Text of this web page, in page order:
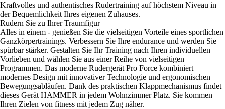
Kraftvolles und authentisches Rudertraining auf höchstem Niveau in
der Bequemlichkeit Ihres eigenen Zuhauses.
Rudern Sie zu Ihrer Traumfigur
Alles in einem - genießen Sie die vielseitigen Vorteile eines sportlichen
Ganzkörpertrainings. Verbessern Sie Ihre endurance und werden Sie
spürbar stärker. Gestalten Sie Ihr Training nach Ihren individuellen
Vorlieben und wählen Sie aus einer Reihe von vielseitigen
Programmen. Das moderne Rudergerät Pro Force kombiniert
modernes Design mit innovativer Technologie und ergonomischen
Bewegungsabläufen. Dank des praktischen Klappmechanismus findet
dieses Gerät HAMMER in jedem Wohnzimmer Platz. Sie kommen
Ihren Zielen von fitness mit jedem Zug näher.